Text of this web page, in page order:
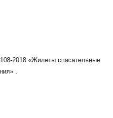
2018 «Жилеты спасательные
.